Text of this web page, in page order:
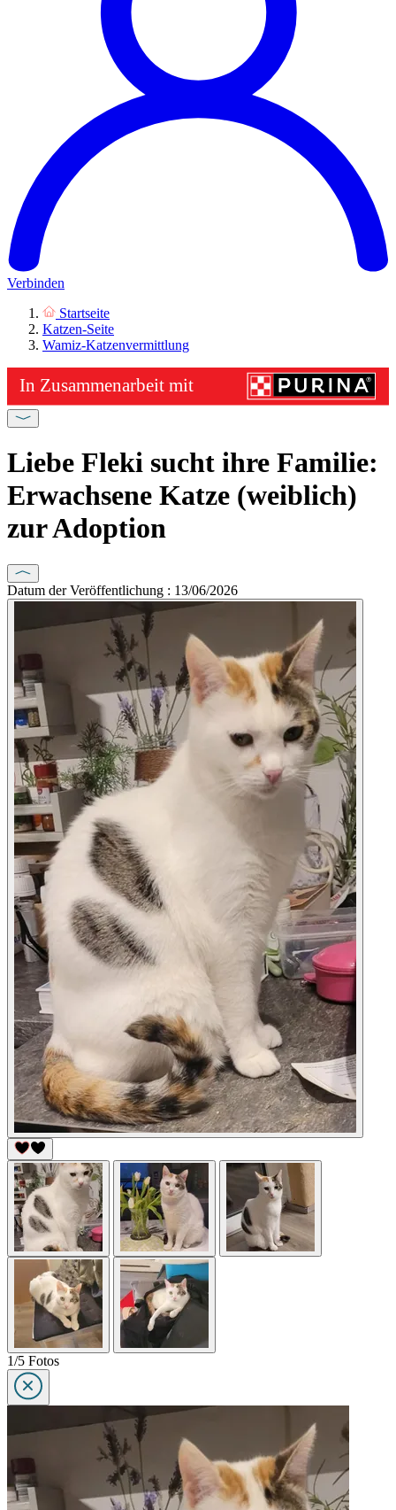
Verbinden
Startseite
Katzen-Seite
Wamiz-Katzenvermittlung
Liebe Fleki sucht ihre Familie:
Erwachsene Katze (weiblich)
zur Adoption
Datum der Veröffentlichung : 13/06/2026
1/5 Fotos